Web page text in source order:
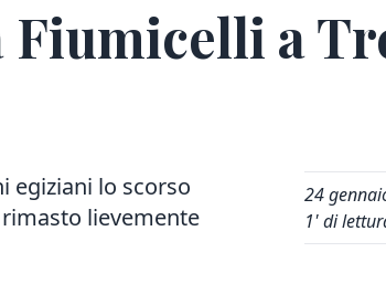
a
egiziani lo scorso
rimasto lievemente
24
1' di